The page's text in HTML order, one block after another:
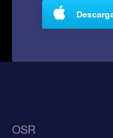
OSR